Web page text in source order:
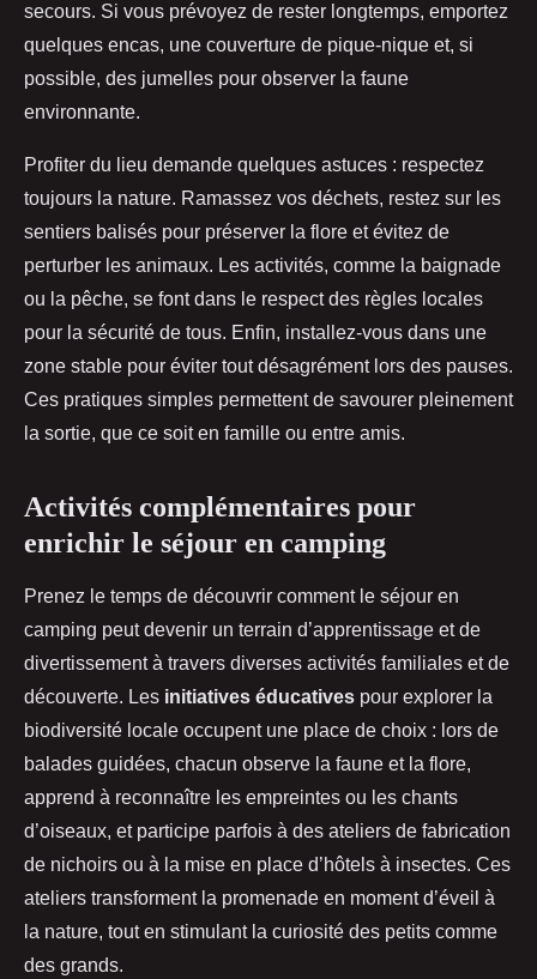
secours. Si vous prévoyez de rester longtemps, emportez
quelques encas, une couverture de pique-nique et, si
possible, des jumelles pour observer la faune
environnante.
Profiter du lieu demande quelques astuces : respectez
toujours la nature. Ramassez vos déchets, restez sur les
sentiers balisés pour préserver la flore et évitez de
perturber les animaux. Les activités, comme la baignade
ou la pêche, se font dans le respect des règles locales
pour la sécurité de tous. Enfin, installez-vous dans une
zone stable pour éviter tout désagrément lors des pauses.
Ces pratiques simples permettent de savourer pleinement
la sortie, que ce soit en famille ou entre amis.
Activités complémentaires pour
enrichir le séjour en camping
Prenez le temps de découvrir comment le séjour en
camping peut devenir un terrain d’apprentissage et de
divertissement à travers diverses activités familiales et de
découverte. Les initiatives éducatives pour explorer la
biodiversité locale occupent une place de choix : lors de
balades guidées, chacun observe la faune et la flore,
apprend à reconnaître les empreintes ou les chants
d’oiseaux, et participe parfois à des ateliers de fabrication
de nichoirs ou à la mise en place d’hôtels à insectes. Ces
ateliers transforment la promenade en moment d’éveil à
la nature, tout en stimulant la curiosité des petits comme
des grands.